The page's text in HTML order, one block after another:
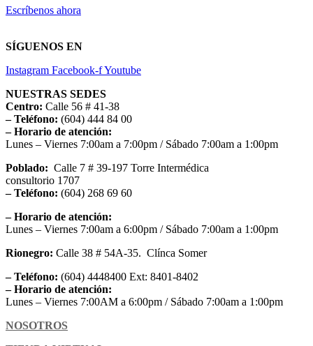
Escríbenos ahora
SÍGUENOS EN
Instagram Facebook-fYoutube
NUESTRAS SEDES
Centro: Calle 56 # 41-38
– Teléfono: (604) 444 84 00
– Horario de atención:
Lunes – Viernes 7:00am a 7:00pm / Sábado 7:00am a 1:00pm
Poblado: Calle 7 # 39-197 Torre Intermédica
consultorio 1707
– Teléfono: (604) 268 69 60
– Horario de atención:
Lunes – Viernes 7:00am a 6:00pm / Sábado 7:00am a 1:00pm
Rionegro: Calle 38 # 54A-35. Clínca Somer
– Teléfono: (604) 4448400 Ext: 8401-8402
– Horario de atención:
Lunes – Viernes 7:00AM a 6:00pm / Sábado 7:00am a 1:00pm
NOSOTROS